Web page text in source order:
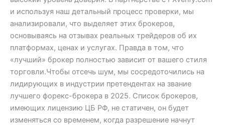
и используя наш детальный процесс проверки, мы
анализировали, что выделяет этих брокеров,
основываясь на отзывах реальных трейдеров об их
платформах, ценах и услугах. Правда в том, что
«лучший» брокер полностью зависит от вашего стиля
торговли.Чтобы отсечь шум, мы сосредоточились на
лидирующих в индустрии претендентах на звание
лучшего форекс-брокера в 2025. Список брокеров,
имеющих лицензию ЦБ РФ, не статичен, он будет
изменяться со временем, когда разрешение начнут